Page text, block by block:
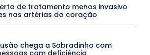
Mais
de tratamento menos invasivo
nas artérias do coração
chega a Sobradinho com
com deficiência